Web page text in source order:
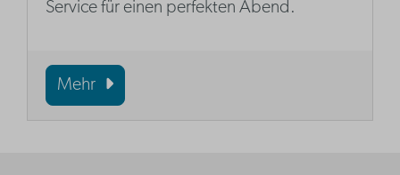
Service für einen perfekten Abend.
Mehr